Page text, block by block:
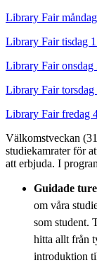
Library Fair
Library Fair tisdag
Library Fair onsdag
Library Fair torsdag
Library Fair fredag
Välkomstveckan
studiekamrater för
att erbjuda. I
Guidade
om våra
som student.
hitta allt från
introduktion